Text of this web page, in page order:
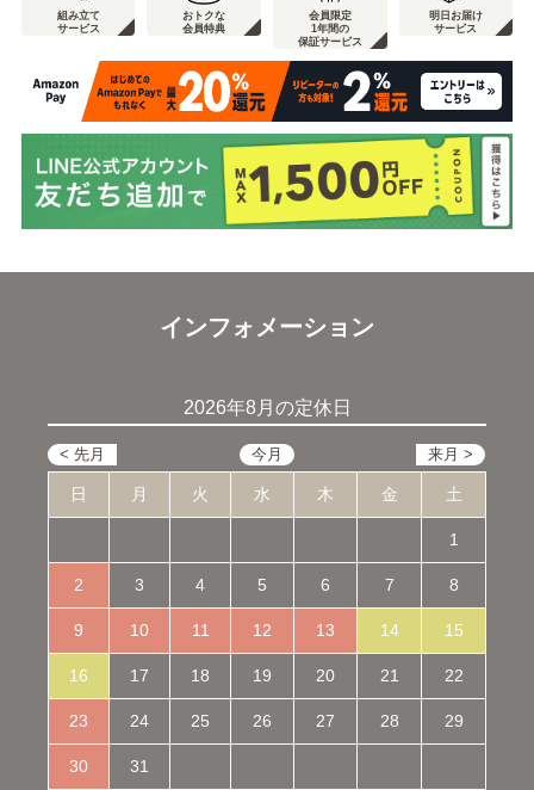
組み立て
サービス
おトクな
会員特典
会員限定
1年間の
保証サービス
明日お届け
サービス
インフォメーション
2026年8月の定休日
日 月 火 水 木 金 土
1
2 3 4 5 6 7 8
9 10 11 12 13 14 15
16 17 18 19 20 21 22
23 24 25 26 27 28 29
30 31